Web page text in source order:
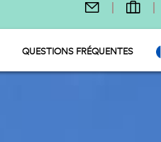
QUESTIONS FRÉQUENTES